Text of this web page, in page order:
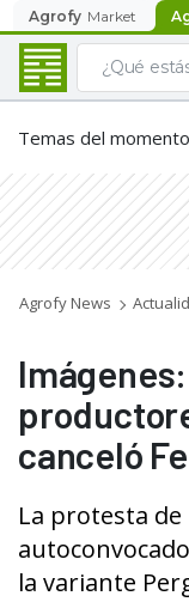
Agrofy Market
Temas del momento
Agrofy News
canceló
La protesta
la variante